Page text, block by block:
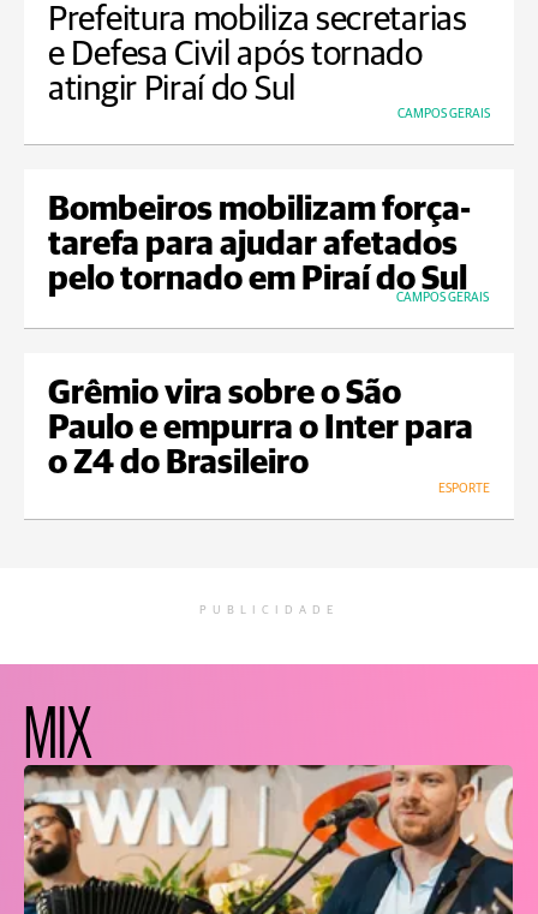
Prefeitura mobiliza secretarias
e Defesa Civil após tornado
atingir Piraí do Sul
CAMPOS GERAIS
Bombeiros mobilizam força-
tarefa para ajudar afetados
pelo tornado em Piraí do Sul
CAMPOS GERAIS
Grêmio vira sobre o São
Paulo e empurra o Inter para
o Z4 do Brasileiro
ESPORTE
PUBLICIDADE
MIX